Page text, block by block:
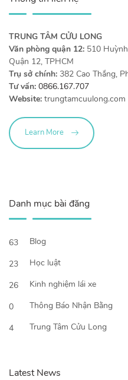
TRUNG TÂM CỬU LONG
Văn phòng quận 12: 510
Quận 12, TPHCM
Trụ sở chính: 382 Cao Thắng,
Tư vấn: 0866.167.707
Website: trungtamcuulong.com
Learn More
Danh mục bài đăng
63
Blog
23
Học luật
26
Kinh nghiệm lái xe
0
Thông Báo Nhận Bằng
4
Trung Tâm Cửu Long
Latest News